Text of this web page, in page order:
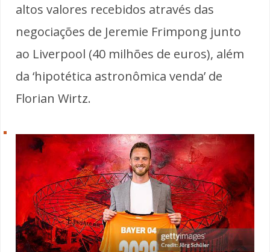
altos valores recebidos através das
negociações de Jeremie Frimpong junto
ao Liverpool (40 milhões de euros), além
da ‘hipotética astronômica venda’ de
Florian Wirtz.